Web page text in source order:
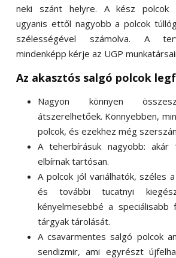
neki szánt helyre. A kész polcok
ugyanis ettől nagyobb a polcok
szélességével számolva. A
mindenképp kérje az UGP
Az akasztós salgó polcok
Nagyon könnyen
átszerelhetőek. Könnyebben,
polcok, és ezekhez még
A teherbírásuk nagyobb:
elbírnak tartósan.
A polcok jól variálhatók, széles
és további tucatnyi
kényelmesebbé a speciálisabb
tárgyak tárolását.
A csavarmentes salgó polcok
sendizmir, ami egyrészt